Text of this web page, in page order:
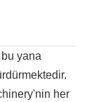
yana
her